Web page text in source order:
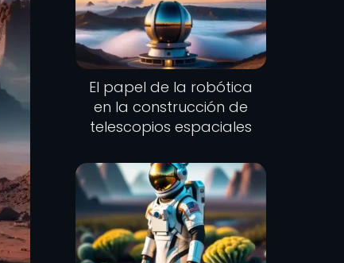
El papel de la robótica
en la construcción de
telescopios espaciales